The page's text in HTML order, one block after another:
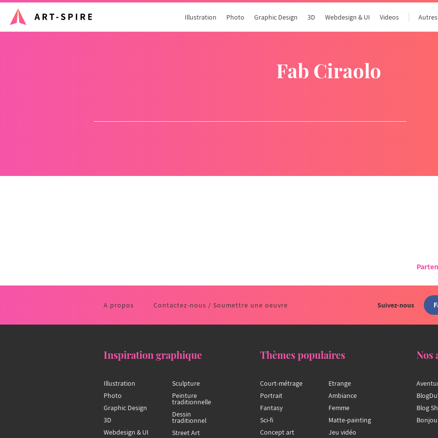
Illustration Photo Graphic Design 3D Webdesign & UI Videos Autres
Fab Ciraolo
A propos Contactez-nous / Soumettre une oeuvre Suivez-nous
Inspiration graphique
Illustration
Photo
Graphic Design
3D
Webdesign & UI
Sculpture
Peinture
traditionnelle
Dessin
traditionnel
Street Art
Thèmes populaires
Court-métrage
Portrait
Fantasy
Sci-fi
Concept art
Etrange
Ambiance
Femme
Matte-painting
Jeu vidéo
Nos
Blog